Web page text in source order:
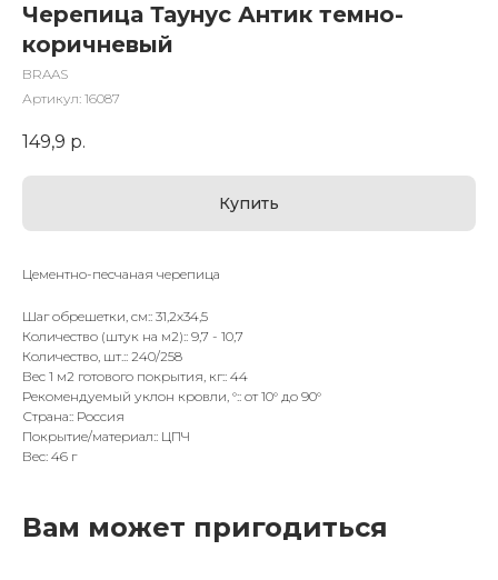
Черепица Таунус Антик темно-
коричневый
BRAAS
Артикул: 16087
149,9 р.
Купить
Цементно-песчаная черепица
Шаг обрешетки, см:: 31,2х34,5
Количество (штук на м2):: 9,7 - 10,7
Количество, шт.:: 240/258
Вес 1 м2 готового покрытия, кг:: 44
Рекомендуемый уклон кровли, °:: от 10° до 90°
Страна:: Россия
Покрытие/материал:: ЦПЧ
Вес: 46 г
Вам может пригодиться